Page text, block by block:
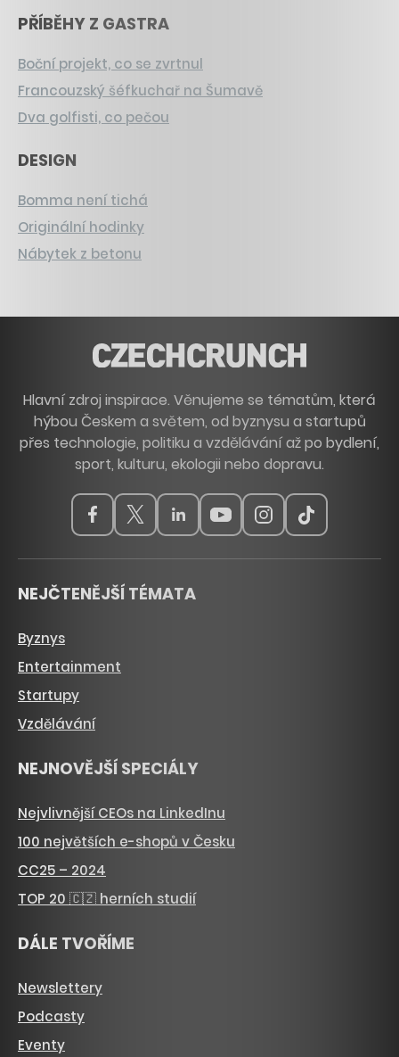
PŘÍBĚHY Z GASTRA
Boční projekt, co se zvrtnul
Francouzský šéfkuchař na Šumavě
Dva golfisti, co pečou
DESIGN
Bomma není tichá
Originální hodinky
Nábytek z betonu
Hlavní zdroj inspirace. Věnujeme se tématům, která
hýbou Českem a světem, od byznysu a startupů
přes technologie, politiku a vzdělávání až po bydlení,
sport, kulturu, ekologii nebo dopravu.
NEJČTENĚJŠÍ TÉMATA
Byznys
Entertainment
Startupy
Vzdělávání
NEJNOVĚJŠÍ SPECIÁLY
Nejvlivnější CEOs na LinkedInu
100 největších e-shopů v Česku
CC25 – 2024
TOP 20 🇨🇿 herních studií
DÁLE TVOŘÍME
Newslettery
Podcasty
Eventy